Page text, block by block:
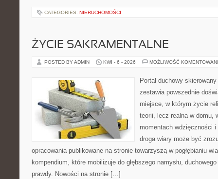
CATEGORIES: NIERUCHOMOŚCI
ŻYCIE SAKRAMENTALNE
POSTED BY ADMIN KWI - 6 - 2026 MOŻLIWOŚĆ
Portal duchowy
zestawia powszednie
miejsce, w którym życie
teorii, lecz realna w domu,
momentach wdzięczności
droga wiary może być
opracowania publikowane na stronie towarzyszą w pogłębianiu
kompendium, które mobilizuje do głębszego namysłu,
prawdy. Nowości na stronie […]